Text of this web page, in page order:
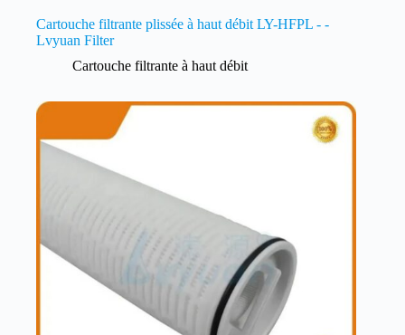
Cartouche filtrante plissée à haut débit LY-HFPL - -
Lvyuan Filter
Cartouche filtrante à haut débit